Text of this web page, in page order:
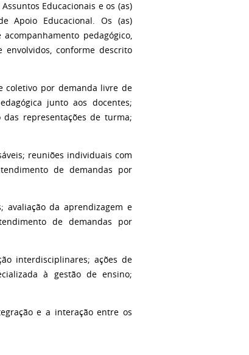
Educacionais e os (as)
Apoio Educacional. Os (as)
pedagógico,
conforme descrito
coletivo por demanda livre de
junto aos docentes;
representações de turma;
reuniões individuais com
de demandas por
avaliação da aprendizagem e
de demandas por
interdisciplinares; ações de
à gestão de ensino;
e a interação entre os